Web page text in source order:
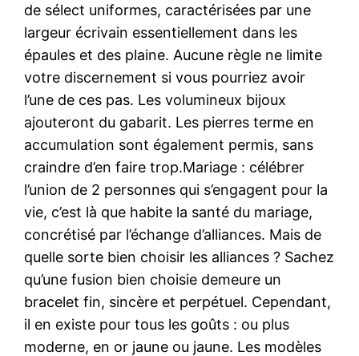
de sélect uniformes, caractérisées par une
largeur écrivain essentiellement dans les
épaules et des plaine. Aucune règle ne limite
votre discernement si vous pourriez avoir
l’une de ces pas. Les volumineux bijoux
ajouteront du gabarit. Les pierres terme en
accumulation sont également permis, sans
craindre d’en faire trop.Mariage : célébrer
l’union de 2 personnes qui s’engagent pour la
vie, c’est là que habite la santé du mariage,
concrétisé par l’échange d’alliances. Mais de
quelle sorte bien choisir les alliances ? Sachez
qu’une fusion bien choisie demeure un
bracelet fin, sincère et perpétuel. Cependant,
il en existe pour tous les goûts : ou plus
moderne, en or jaune ou jaune. Les modèles